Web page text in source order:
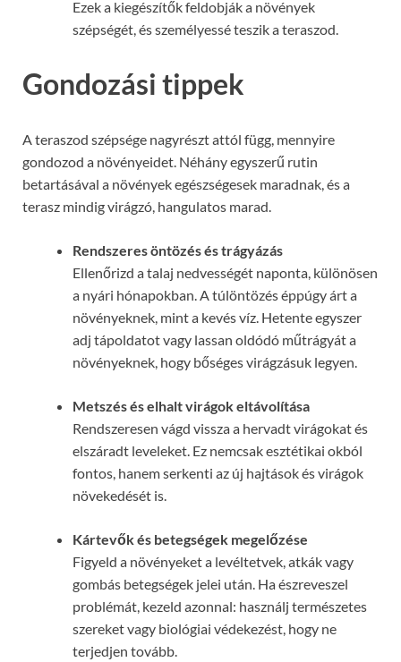
Ezek a kiegészítők feldobják a növények
szépségét, és személyessé teszik a teraszod.
Gondozási tippek
A teraszod szépsége nagyrészt attól függ, mennyire
gondozod a növényeidet. Néhány egyszerű rutin
betartásával a növények egészségesek maradnak, és a
terasz mindig virágzó, hangulatos marad.
Rendszeres öntözés és trágyázás
Ellenőrizd a talaj nedvességét naponta, különösen
a nyári hónapokban. A túlöntözés éppúgy árt a
növényeknek, mint a kevés víz. Hetente egyszer
adj tápoldatot vagy lassan oldódó műtrágyát a
növényeknek, hogy bőséges virágzásuk legyen.
Metszés és elhalt virágok eltávolítása
Rendszeresen vágd vissza a hervadt virágokat és
elszáradt leveleket. Ez nemcsak esztétikai okból
fontos, hanem serkenti az új hajtások és virágok
növekedését is.
Kártevők és betegségek megelőzése
Figyeld a növényeket a levéltetvek, atkák vagy
gombás betegségek jelei után. Ha észreveszel
problémát, kezeld azonnal: használj természetes
szereket vagy biológiai védekezést, hogy ne
terjedjen tovább.